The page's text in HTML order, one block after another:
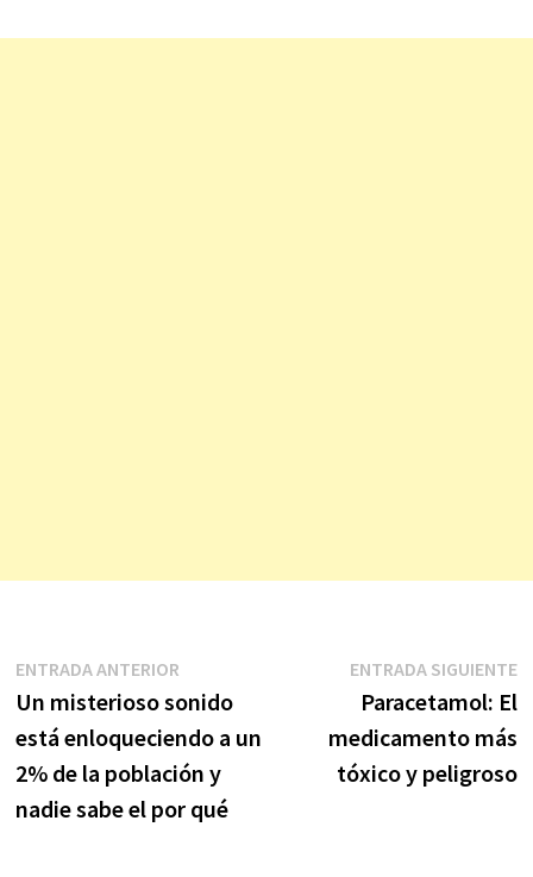
Navegación
de
entradas
ENTRADA ANTERIOREntrada
anterior:
Un misterioso sonido
está enloqueciendo a un
2% de la población y
nadie sabe el por qué
ENTRADA SIGUIENTE
Paracetamol: El
medicamento más
tóxico y peligroso